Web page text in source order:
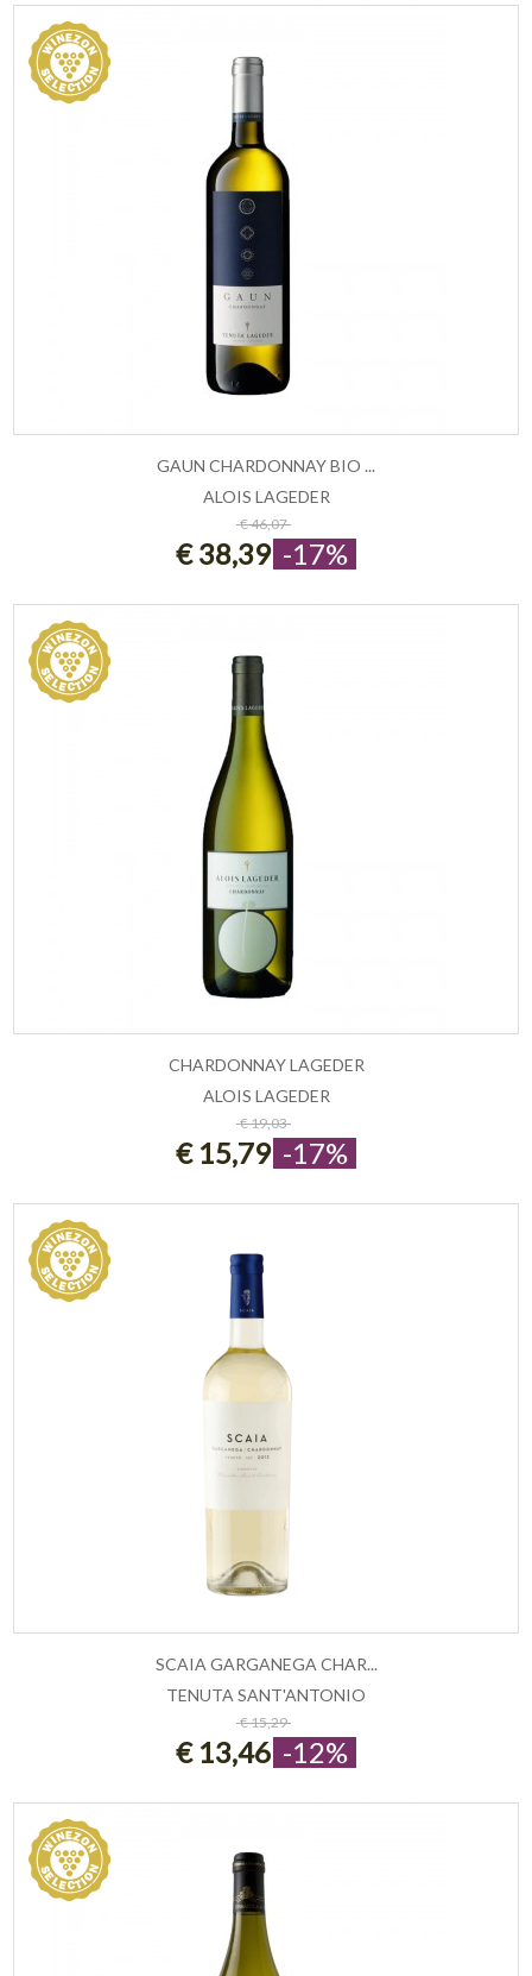
ESAURITO
GAUN CHARDONNAY BIO ...
ALOIS LAGEDER
€ 46,07
€ 38,39 -17%
ESAURITO
CHARDONNAY LAGEDER
ALOIS LAGEDER
€ 19,03
€ 15,79 -17%
ESAURITO
SCAIA GARGANEGA CHAR...
TENUTA SANT'ANTONIO
€ 15,29
€ 13,46 -12%